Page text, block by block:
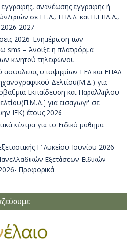
εγγραφής, ανανέωσης εγγραφής ή
τριών σε ΓΕ.Λ., ΕΠΑ.Λ. και Π.ΕΠΑ.Λ.,
2026-2027
2026: Ενημέρωση των
sms – Άνοιξε η πλατφόρμα
κινητού τηλεφώνου
ασφαλείας υποψηφίων ΓΕΛ και ΕΠΑΛ
Δελτίου(Μ.Δ.) για
Εκπαίδευση και Παράλληλου
για εισαγωγή σε
ΙΕΚ) έτους 2026
κέντρα για το Ειδικό μάθημα
Γ’ Λυκείου-Ιουνίου 2026
Εξετάσεων Ειδικών
Προφορικά